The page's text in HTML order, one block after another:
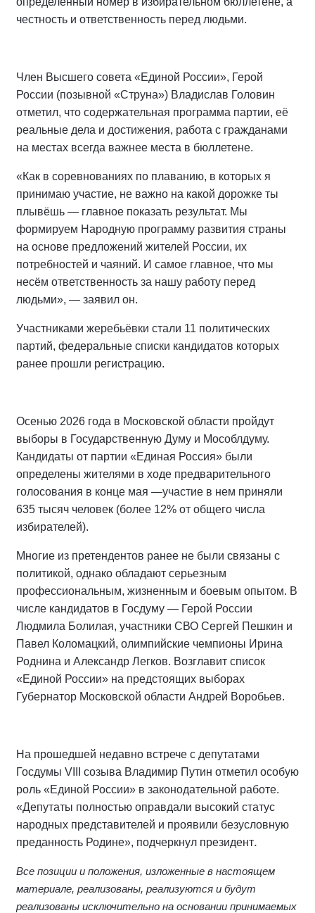
честность и ответственность перед людьми.
Член Высшего совета «Единой России», Герой
России (позывной «Струна») Владислав Головин
отметил, что содержательная программа партии, её
реальные дела и достижения, работа с гражданами
на местах всегда важнее места в бюллетене.
«Как в соревнованиях по плаванию, в которых я
принимаю участие, не важно на какой дорожке ты
плывёшь — главное показать результат. Мы
формируем Народную программу развития страны
на основе предложений жителей России, их
потребностей и чаяний. И самое главное, что мы
несём ответственность за нашу работу перед
людьми», — заявил он.
Участниками жеребьёвки стали 11 политических
партий, федеральные списки кандидатов которых
ранее прошли регистрацию.
Осенью 2026 года в Московской области пройдут
выборы в Государственную Думу и Мособлдуму.
Кандидаты от партии «Единая Россия» были
определены жителями в ходе предварительного
голосования в конце мая —участие в нем приняли
635 тысяч человек (более 12% от общего числа
избирателей).
Многие из претендентов ранее не были связаны с
политикой, однако обладают серьезным
профессиональным, жизненным и боевым опытом. В
числе кандидатов в Госдуму — Герой России
Людмила Болилая, участники СВО Сергей Пешкин и
Павел Коломацкий, олимпийские чемпионы Ирина
Роднина и Александр Легков. Возглавит список
«Единой России» на предстоящих выборах
Губернатор Московской области Андрей Воробьев.
На прошедшей недавно встрече с депутатами
Госдумы VIII созыва Владимир Путин отметил особую
роль «Единой России» в законодательной работе.
«Депутаты полностью оправдали высокий статус
народных представителей и проявили безусловную
преданность Родине», подчеркнул президент.
Все позиции и положения, изложенные в настоящем
материале, реализованы, реализуются и будут
реализованы исключительно на основании принимаемых